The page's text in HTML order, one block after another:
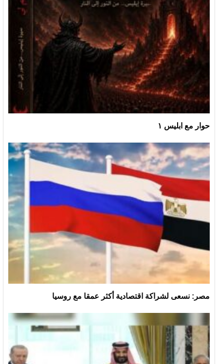
حوار مع ابليس ١
مصر: نسعى لشراكة اقتصادية أكثر عمقا مع روسيا